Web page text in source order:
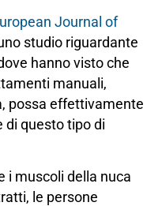
Journal of
studio riguardante
hanno visto che
manuali,
possa effettivamente
di questo tipo di
i muscoli della nuca
le persone